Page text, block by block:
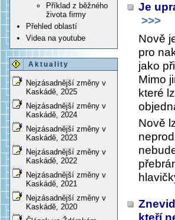
Příklad z běžného
života firmy
Přehled oblastí
Videa na youtube
Aktuality
Nejzásadnější změny v
Kaskádě, 2025
Nejzásadnější změny v
Kaskádě, 2024
Nejzásadnější změny v
Kaskádě, 2023
Nejzásadnější změny v
Kaskádě, 2022
Nejzásadnější změny v
Kaskádě, 2021
Nejzásadnější změny v
Kaskádě, 2020
Je
>>>
Nově
pro
jako
Mimo
které
Nově